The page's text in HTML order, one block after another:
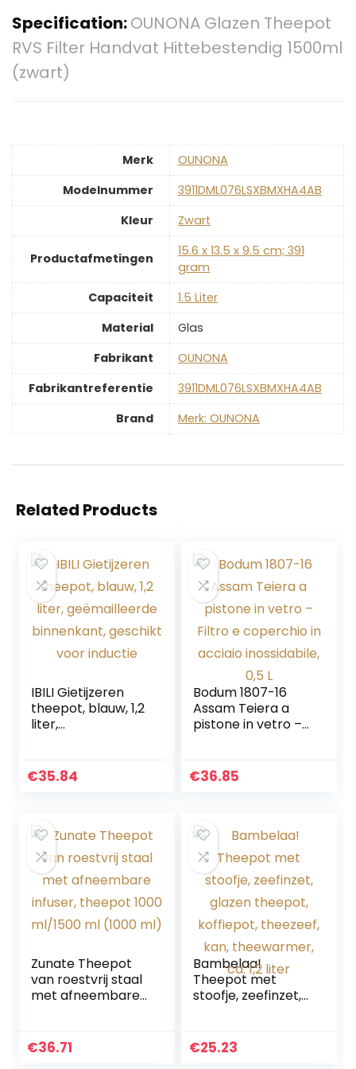
Specification:OUNONA Glazen Theepot
RVS Filter Handvat Hittebestendig 1500ml
(zwart)
Merk
‎OUNONA
Modelnummer
‎3911DML076LSXBMXHA4AB
Kleur
‎Zwart
Productafmetingen
‎15.6 x 13.5 x 9.5 cm; 391
gram
Capaciteit
‎1.5 Liter
Material
‎Glas
Fabrikant
‎OUNONA
Fabrikantreferentie
‎3911DML076LSXBMXHA4AB
Brand
Merk: OUNONA
Related Products
IBILI Gietijzeren
theepot, blauw, 1,2
liter,
geschikt voor
€35.84
Bodum 1807-16
Assam Teiera a
pistone in vetro –
inossidabile, 0,5 L
€36.85
Zunate Theepot
van roestvrij staal
met afneembare
(1000 ml)
€36.71
Bambelaa!
Theepot met
stoofje, zeefinzet,
theezeef, kan,
€25.23